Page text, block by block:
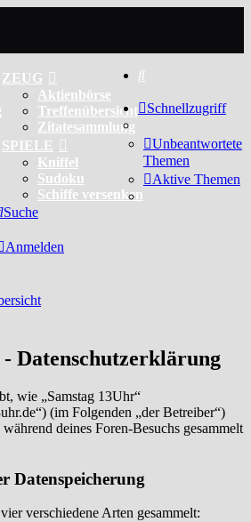
ZEUG
Aktienbörse
Treffenübersicht
Zitatesammlung
SPIELE
Kniffel
Sudoku
Schiffe versenken
Schnellzugriff
Unbeantwortete
Themen
Aktive Themen
Suche
Anmelden
- Datenschutzerklärung
wie „Samstag 13Uhr“
(im Folgenden „der Betreiber“)
deines Foren-Besuchs gesammelt
Datenspeicherung
verschiedene Arten gesammelt: